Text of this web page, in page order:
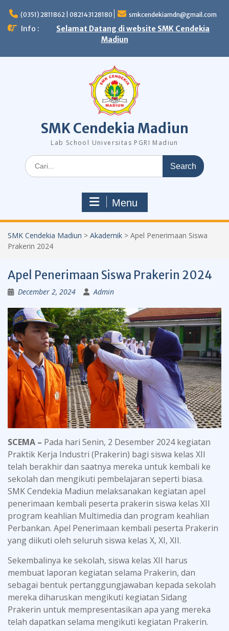
content
(0351) 2811862 | 082143128180 smkcendekiamdn@gmail.com
Info :
Selamat Datang di website SMK Cendekia
Madiun
SMK Cendekia Madiun
Lab School Universitas PGRI Madiun
Search
for:
Menu
SMK Cendekia Madiun > Akademik > Apel Penerimaan Siswa
Prakerin 2024
Apel Penerimaan Siswa Prakerin 2024
December 2, 2024 Admin
SCEMA – Pada hari Senin, 2 Desember 2024 kegiatan
Praktik Kerja Industri (Prakerin) bagi siswa kelas XII
telah berakhir dan saatnya mereka untuk kembali ke
sekolah dan mengikuti pembelajaran seperti biasa.
SMK Cendekia Madiun melaksanakan kegiatan apel
penerimaan kembali peserta prakerin siswa kelas XII
program keahlian Multimedia dan program keahlian
Perbankan. Apel Penerimaan kembali peserta Prakerin
yang diikuti oleh seluruh siswa kelas X, XI, XII.
Sekembalinya ke sekolah, siswa kelas XII harus
membuat laporan kegiatan selama Prakerin, dan
sebagai bentuk pertanggungjawaban kepada sekolah
mereka diharuskan mengikuti kegiatan Sidang
Prakerin untuk mempresentasikan apa yang mereka
telah dapatkan selama mengikuti kegiatan Prakerin.